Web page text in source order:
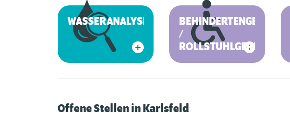
WASSERANALYSE
BEHINDERTENGERECHT
/
ROLLSTUHLGERECHT
Offene Stellen in Karlsfeld